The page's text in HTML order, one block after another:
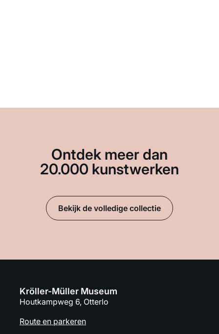
Ontdek meer dan
20.000 kunstwerken
Bekijk de volledige collectie
Kröller-Müller Museum
Houtkampweg 6, Otterlo
Route en parkeren